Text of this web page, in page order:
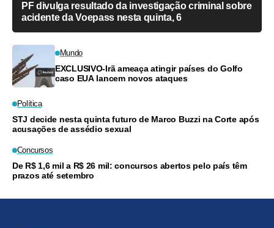
PF divulga resultado da investigação criminal sobre
acidente da Voepass nesta quinta, 6
Mundo
EXCLUSIVO-Irã ameaça atingir países do Golfo
caso EUA lancem novos ataques
Política
STJ decide nesta quinta futuro de Marco Buzzi na Corte após
acusações de assédio sexual
Concursos
De R$ 1,6 mil a R$ 26 mil: concursos abertos pelo país têm
prazos até setembro